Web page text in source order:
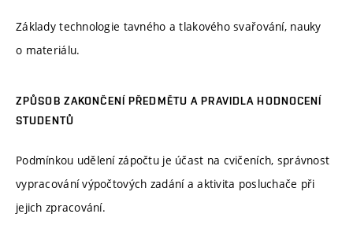
Základy technologie tavného a tlakového svařování, nauky
o materiálu.
ZPŮSOB ZAKONČENÍ PŘEDMĚTU A PRAVIDLA HODNOCENÍ
STUDENTŮ
Podmínkou udělení zápočtu je účast na cvičeních, správnost
vypracování výpočtových zadání a aktivita posluchače při
jejich zpracování.